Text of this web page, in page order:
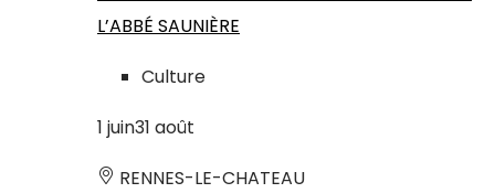
L’ABBÉ SAUNIÈRE
Culture
1 juin31 août
RENNES-LE-CHATEAU